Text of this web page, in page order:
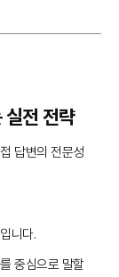
실전 전략
답변의 전문성
니다.
중심으로 말할